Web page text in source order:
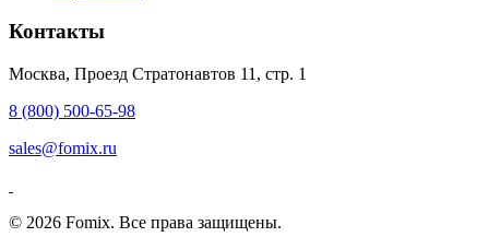
Контакты
Москва, Проезд Стратонавтов 11, стр. 1
8 (800) 500-65-98
sales@fomix.ru
© 2026 Fomix. Все права защищены.